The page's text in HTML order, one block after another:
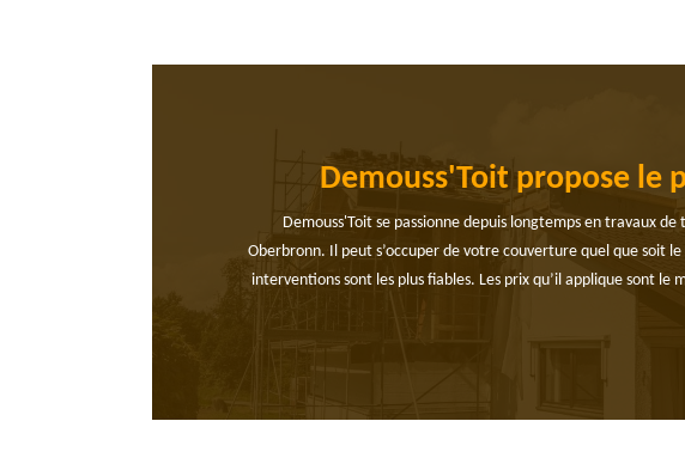
Demouss'Toit propose le
Demouss'Toit se passionne depuis longtemps en travaux
Oberbronn. Il peut s’occuper de votre couverture quel que soit
interventions sont les plus fiables. Les prix qu’il applique sont